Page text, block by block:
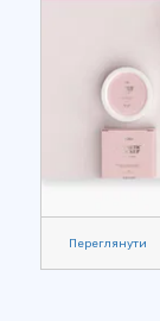
Переглянути